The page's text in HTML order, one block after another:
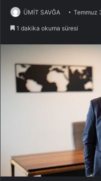
ÜMİT SAVĞA Temmuz
1 dakika okuma süresi